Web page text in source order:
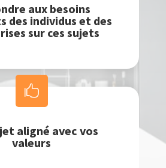
aux besoins
des individus et des
sur ces sujets

aligné avec vos
valeurs